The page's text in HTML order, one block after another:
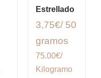
Estrellado
3,75€/ 50
gramos
75.00€/
Kilogramo